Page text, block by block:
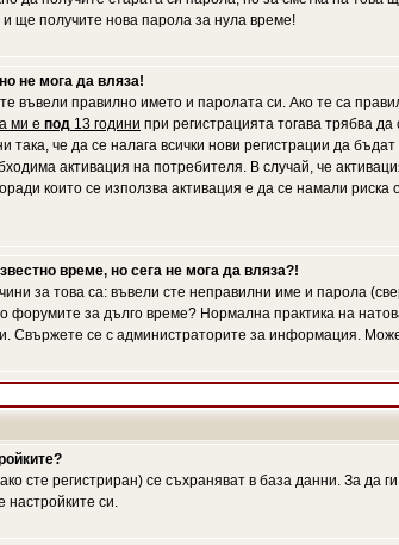
и ще получите нова парола за нула време!
не мога да вляза!
въвели правилно името и паролата си. Ако те са
ми е под 13 години при регистрацията тогава трябва
така, че да се налага всички нови регистрации да
активация на потребителя. В случай, че
които се използва активация е да се намали
време, но сега не мога да вляза?!
за това са: въвели сте неправилни име и парола
форумите за дълго време? Нормална практика на
Свържете се с администраторите за информация.
сте регистриран) се съхраняват в база данни. За да
настройките си.